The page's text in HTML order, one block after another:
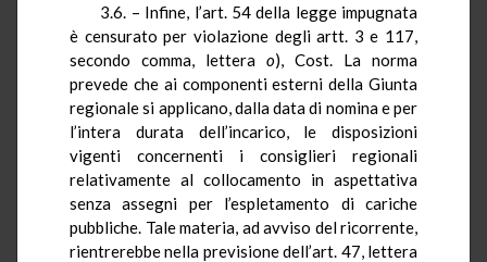
3.6. – Infine, l’art. 54 della legge impugnata
è censurato per violazione degli artt. 3 e 117,
secondo comma, lettera o), Cost. La norma
prevede che ai componenti esterni della Giunta
regionale si applicano, dalla data di nomina e per
l’intera durata dell’incarico, le disposizioni
vigenti concernenti i consiglieri regionali
relativamente al collocamento in aspettativa
senza assegni per l’espletamento di cariche
pubbliche. Tale materia, ad avviso del ricorrente,
rientrerebbe nella previsione dell’art. 47, lettera